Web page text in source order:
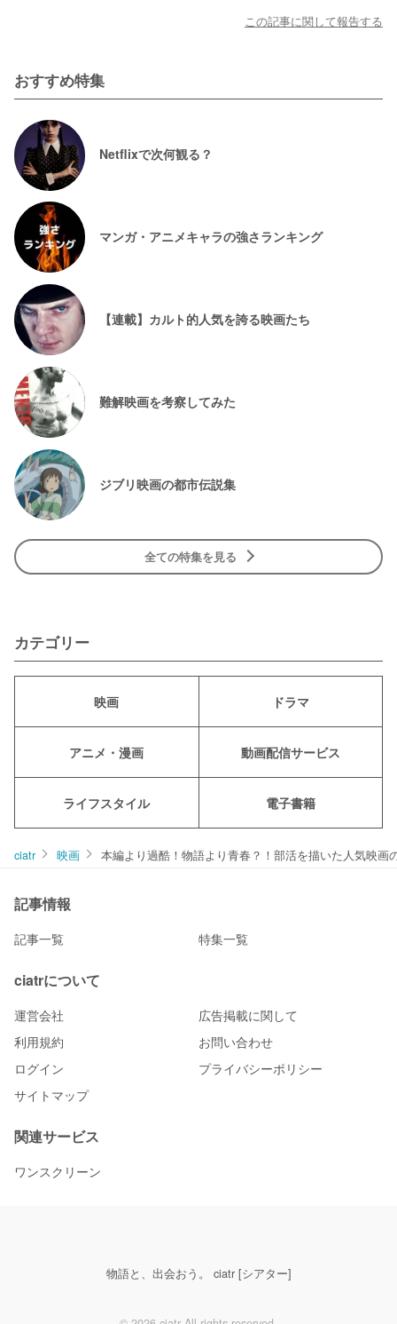
この記事に関して報告する
おすすめ特集
Netflixで次何観る？
マンガ・アニメキャラの強さランキング
【連載】カルト的人気を誇る映画たち
難解映画を考察してみた
ジブリ映画の都市伝説集
全ての特集を見る
カテゴリー
映画 ドラマ
アニメ・漫画 動画配信サービス
ライフスタイル 電子書籍
ciatr 映画 本編より過酷！物語より青春？！部活を描いた人気映画
記事情報
記事一覧 特集一覧
ciatrについて
運営会社
広告掲載に関して
利用規約
お問い合わせ
ログイン
プライバシーポリシー
サイトマップ
関連サービス
ワンスクリーン
物語と、出会おう。 ciatr [シアター]